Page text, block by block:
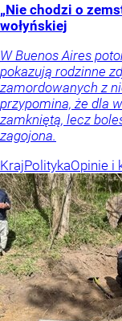
„Nie chodzi o
wołyńskiej
W Buenos Aires
pokazują rodzinne
zamordowanych z
przypomina, że dla
zamkniętą, lecz
zagojona.
KrajPolitykaOpinie i